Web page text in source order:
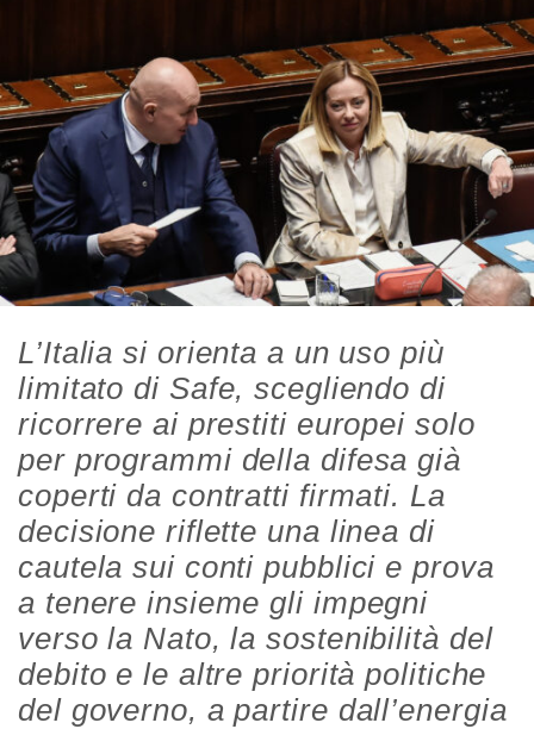
L’Italia si orienta a un uso più
limitato di Safe, scegliendo di
ricorrere ai prestiti europei solo
per programmi della difesa già
coperti da contratti firmati. La
decisione riflette una linea di
cautela sui conti pubblici e prova
a tenere insieme gli impegni
verso la Nato, la sostenibilità del
debito e le altre priorità politiche
del governo, a partire dall’energia